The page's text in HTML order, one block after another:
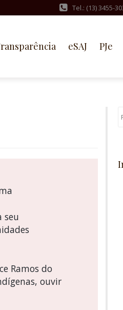
Tel.: (13) 3455-
eSAJ PJe
seu
Ramos do
ouvir